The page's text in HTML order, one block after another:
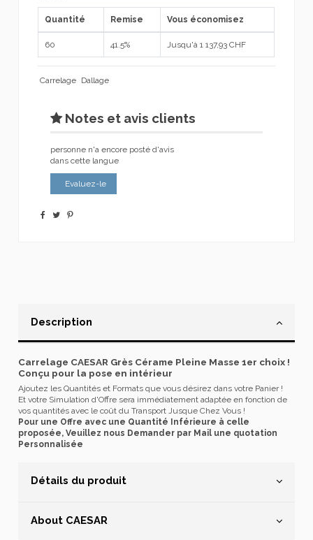
Quantité Remise Vous économisez
60 41.5% Jusqu'à 1 137,93 CHF
Carrelage Dallage
Notes et avis clients
personne n'a encore posté d'avis
dans cette langue
Evaluez-le
Description
Carrelage CAESAR Grès Cérame Pleine Masse 1er choix !
Conçu pour la pose en intérieur
Ajoutez les Quantités et Formats que vous désirez dans votre Panier !
Et votre Simulation d'Offre sera immédiatement adaptée en fonction de
vos quantités avec le coût du Transport Jusque Chez Vous !
Pour une Offre avec une Quantité Inférieure à celle
proposée, Veuillez nous Demander par Mail une quotation
Personnalisée
Détails du produit
About CAESAR